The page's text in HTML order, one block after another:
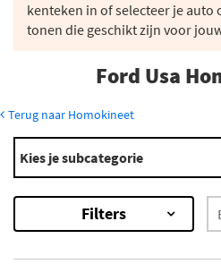
kenteken in of selecteer je
tonen die geschikt zijn voor
Ford Usa
Terug naar Homokineet
Modellen
Escape
Probe
Kies je subcategorie
Filters